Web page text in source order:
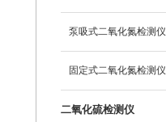
泵吸式二氧化氮检测仪
固定式二氧化氮检测仪
二氧化硫检测仪